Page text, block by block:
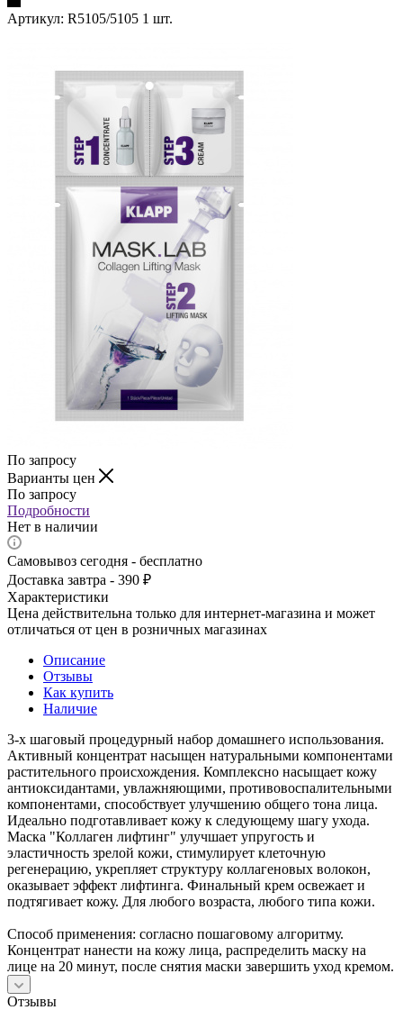
Артикул: R5105/5105 1 шт.
По запросу
Варианты цен
По запросу
Подробности
Нет в наличии
Самовывоз сегодня - бесплатно
Доставка завтра - 390 ₽
Характеристики
Цена действительна только для интернет-магазина и может
отличаться от цен в розничных магазинах
Описание
Отзывы
Как купить
Наличие
3-х шаговый процедурный набор домашнего использования.
Активный концентрат насыщен натуральными компонентами
растительного происхождения. Комплексно насыщает кожу
антиоксидантами, увлажняющими, противовоспалительными
компонентами, способствует улучшению общего тона лица.
Идеально подготавливает кожу к следующему шагу ухода.
Маска "Коллаген лифтинг" улучшает упругость и
эластичность зрелой кожи, стимулирует клеточную
регенерацию, укрепляет структуру коллагеновых волокон,
оказывает эффект лифтинга. Финальный крем освежает и
подтягивает кожу. Для любого возраста, любого типа кожи.
Способ применения: согласно пошаговому алгоритму.
Концентрат нанести на кожу лица, распределить маску на
лице на 20 минут, после снятия маски завершить уход кремом.
Отзывы